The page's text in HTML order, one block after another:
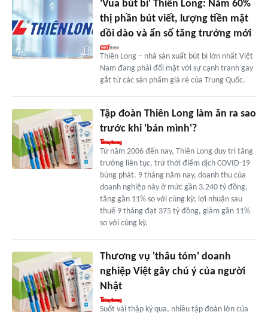
'Vua bút bi' Thiên Long: Nắm 60%
thị phần bút viết, lượng tiền mặt
dồi dào và ẩn số tăng trưởng mới
Thiên Long – nhà sản xuất bút bi lớn nhất Việt
Nam đang phải đối mặt với sự cạnh tranh gay
gắt từ các sản phẩm giá rẻ của Trung Quốc.
Tập đoàn Thiên Long làm ăn ra sao
trước khi 'bán mình'?
Từ năm 2006 đến nay, Thiên Long duy trì tăng
trưởng liên tục, trừ thời điểm dịch COVID-19
bùng phát. 9 tháng năm nay, doanh thu của
doanh nghiệp này ở mức gần 3.240 tỷ đồng,
tăng gần 11% so với cùng kỳ; lợi nhuận sau
thuế 9 tháng đạt 375 tỷ đồng, giảm gần 11%
so với cùng kỳ.
Thương vụ 'thâu tóm' doanh
nghiệp Việt gây chú ý của người
Nhật
Suốt vài thập kỷ qua, nhiều tập đoàn lớn của